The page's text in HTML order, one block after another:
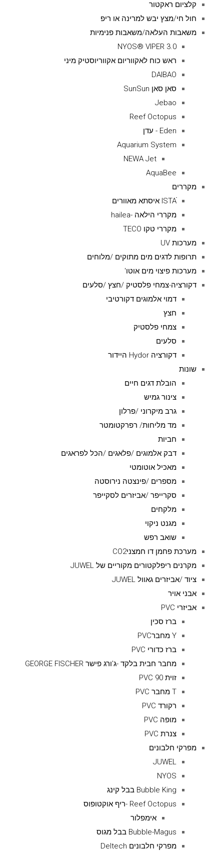
קלציום ראקטור
חול חי/מצץ יבש למרינה או ריפ
משאבות העלאה/משאבות פנימיות
NYOS® VIPER 3.0
ראש כוח לאקווריום אקווריוסטיק מיני
DAIBAO
סאן סאן SunSun
Jebao
Reef Octopus
Eden - עדן
Aquarium System
NEWA Jet
AquaBee
מקררים
ISTAׁׂ איסתא מאוורים
מקררי הילאה -hailea
מקררי טקו TECO
מערכות UV
תרופות לדגים מים מתוקים /מלוחים
מערכות פיצוי מים אוטו'
דקורציה-צמחי פלסטיק /חצץ /סלעים
דמוי אלמוגים דקורטיבי
חצץ
צמחי פלסטיק
סלעים
דקורציה Hydor היידור
שונות
הובלת דגים חיים
צינור גמיש
גרב מיקרוני /פרלון
מד מליחות/ רפרקטומטר
חביות
דבק אלמוגים /פלאגים /הכל לפראגים
מאכיל אוטומטי
מספרים /פינצטה נירוסטה
סקרייפר /אביזרים לסקייפר
מלקחים
מגנט ניקוי
שואב רפש
מערכת פחמן דו חמצניCO2
מקרנים ריפלקטורים מקוריים של JUWEL
ציוד /אביזרים גאוול JUWEL
אבני אויר
אביזרי PVC
ברז סכין
Y מחברPVC
ברז כדורי PVC
מחבר חבית בלקד -ג'ורג פישר GEORGE FISCHER
זוית 90 PVC
T מחבר PVC
רקורד PVC
מופה PVC
צנרת PVC
מפרקי חלבונים
JUWEL
NYOS
Bubble King בבל קינג
Reef Octopus -ריף אוקטופוס
אימפלור
Bubble-Magus בבל מגוס
מפרקי חלבונים Deltech